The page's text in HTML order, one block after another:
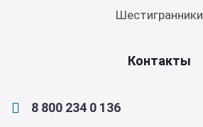
Шестигранники
Контакты
8 800 234 0 136